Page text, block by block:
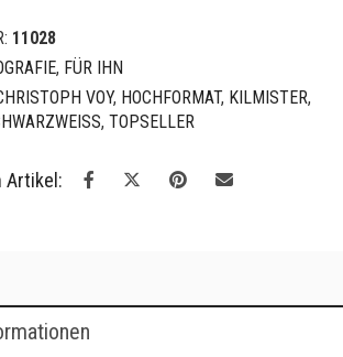
11028
FÜR IHN
VOY, HOCHFORMAT, KILMISTER
TOPSELLER
Artikel: